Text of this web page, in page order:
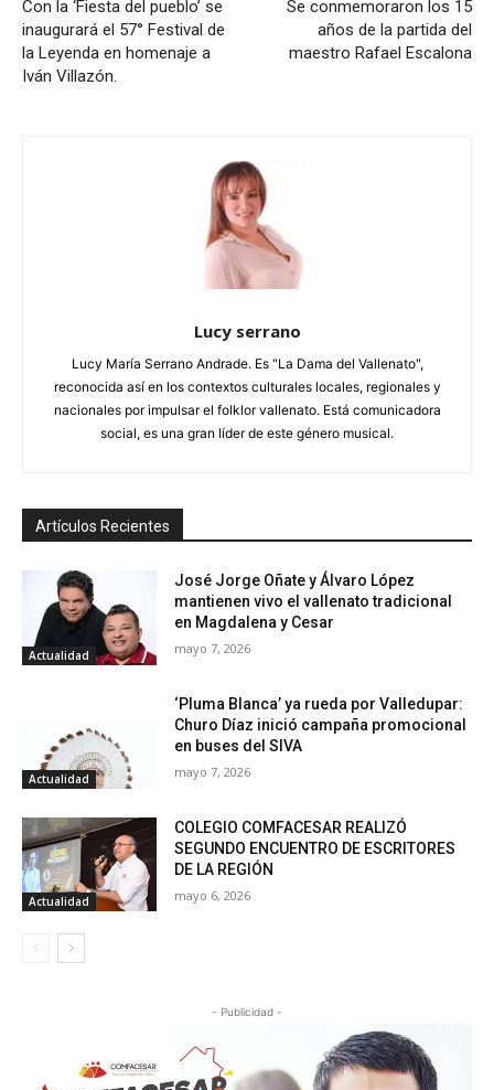
Con la ‘Fiesta del pueblo’ se
inaugurará el 57° Festival de
la Leyenda en homenaje a
Iván Villazón.
Se conmemoraron los 15
años de la partida del
maestro Rafael Escalona
Lucy serrano
Lucy María Serrano Andrade. Es "La Dama del Vallenato",
reconocida así en los contextos culturales locales, regionales y
nacionales por impulsar el folklor vallenato. Está comunicadora
social, es una gran líder de este género musical.
Artículos Recientes
Actualidad
José Jorge Oñate y Álvaro López
mantienen vivo el vallenato tradicional
en Magdalena y Cesar
mayo 7, 2026
Actualidad
‘Pluma Blanca’ ya rueda por Valledupar:
Churo Díaz inició campaña promocional
en buses del SIVA
mayo 7, 2026
Actualidad
COLEGIO COMFACESAR REALIZÓ
SEGUNDO ENCUENTRO DE ESCRITORES
DE LA REGIÓN
mayo 6, 2026
- Publicidad -